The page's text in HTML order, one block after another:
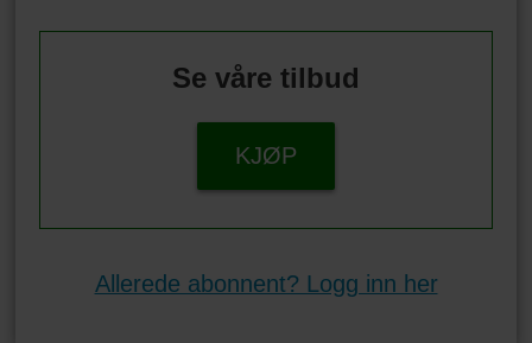
Se våre tilbud
KJØP
Allerede abonnent? Logg inn her